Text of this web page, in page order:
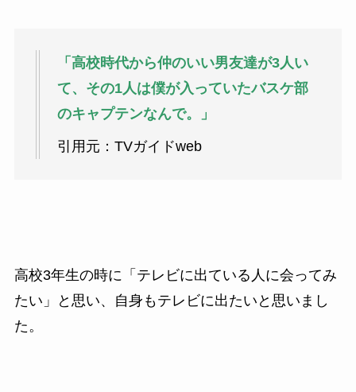
「高校時代から仲のいい男友達が3人い
て、その1人は僕が入っていたバスケ部
のキャプテンなんで。」
引用元：TVガイドweb
高校3年生の時に「テレビに出ている人に会ってみ
たい」と思い、自身もテレビに出たいと思いまし
た。